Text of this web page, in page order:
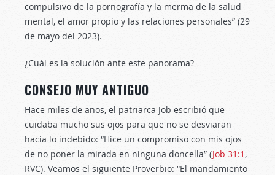
compulsivo de la pornografía y la merma de la salud
mental, el amor propio y las relaciones personales” (29
de mayo del 2023).
¿Cuál es la solución ante este panorama?
CONSEJO MUY ANTIGUO
Hace miles de años, el patriarca Job escribió que
cuidaba mucho sus ojos para que no se desviaran
hacia lo indebido: “Hice un compromiso con mis ojos
de no poner la mirada en ninguna doncella” (Job 31:1 ,
RVC). Veamos el siguiente Proverbio: “El mandamiento